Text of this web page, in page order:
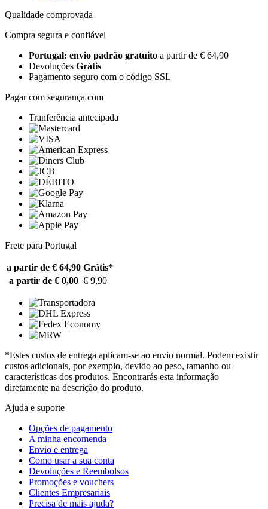
Qualidade comprovada
Compra segura e confiável
Portugal: envio padrão gratuito a partir de € 64,90
Devoluções Grátis
Pagamento seguro com o código SSL
Pagar com segurança com
Tranferência antecipada
Frete para Portugal
a partir de € 64,90 Grátis*
a partir de € 0,00 € 9,90
*Estes custos de entrega aplicam-se ao envio normal. Podem existir
custos adicionais, por exemplo, devido ao peso, tamanho ou
características dos produtos. Encontrarás esta informação
diretamente na descrição do produto.
Ajuda e suporte
Opções de pagamento
A minha encomenda
Envio e entrega
Como usar a sua conta
Devoluções e Reembolsos
Promoções e vouchers
Clientes Empresariais
Precisa de mais ajuda?